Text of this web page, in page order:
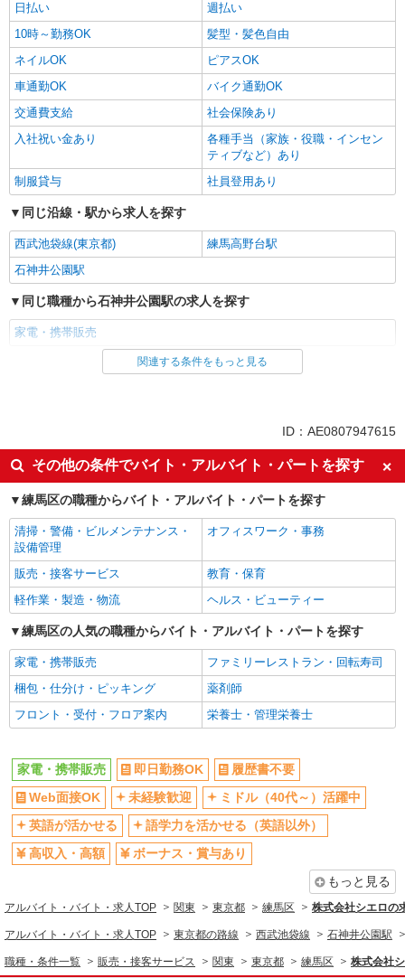
日払い
週払い
10時～勤務OK
髪型・髪色自由
ネイルOK
ピアスOK
車通勤OK
バイク通勤OK
交通費支給
社会保険あり
入社祝い金あり
各種手当（家族・役職・インセン
ティブなど）あり
制服貸与
社員登用あり
同じ沿線・駅から求人を探す
西武池袋線(東京都)
練馬高野台駅
石神井公園駅
同じ職種から石神井公園駅の求人を探す
家電・携帯販売
同じ雇用形態から石神井公園駅の求人を探す
即日勤務OK
履歴書不要
Web面接OK
未経験歓迎
ミドル（40代～）活躍中
英語が活かせる
語学力を活かせる（英語以外）
高収入・高額
ボーナス・賞与あり
昇給あり
日払い
週払い
10時～勤務OK
髪型・髪色自由
ネイルOK
ピアスOK
車通勤OK
バイク通勤OK
交通費支給
社会保険あり
入社祝い金あり
各種手当（家族・役職・インセン
制服貸与
社員登用あり
同じ職種から求人を探す
販売・接客サービス
家電・携帯販売
未経験歓迎
ミドル（40代～）活躍中
英語が活かせる
ボーナス・賞与あり
日払い
車通勤OK
関連する条件をもっと見る
ID：AE0807947615
その他の条件でバイト・アルバイト・パートを探す
練馬区の職種からバイト・アルバイト・パートを探す
清掃・警備・ビルメンテナンス・
設備管理
オフィスワーク・事務
販売・接客サービス
教育・保育
軽作業・製造・物流
ヘルス・ビューティー
練馬区の人気の職種からバイト・アルバイト・パートを探す
家電・携帯販売
ファミリーレストラン・回転寿司
梱包・仕分け・ピッキング
薬剤師
フロント・受付・フロア案内
栄養士・管理栄養士
家電・携帯販売 即日勤務OK
履歴書不要
Web面接OK
未経験歓迎
ミドル（40代～）活躍中
英語が活かせる
語学力を活かせる（英語以外）
高収入・高額
ボーナス・賞与あり
もっと見る
アルバイト・バイト・求人TOP 関東 東京都 練馬区 株式会社シエロの
アルバイト・バイト・求人TOP 東京都の路線 西武池袋線 石神井公園駅
職種・条件一覧 販売・接客サービス 関東 東京都 練馬区 株式会社